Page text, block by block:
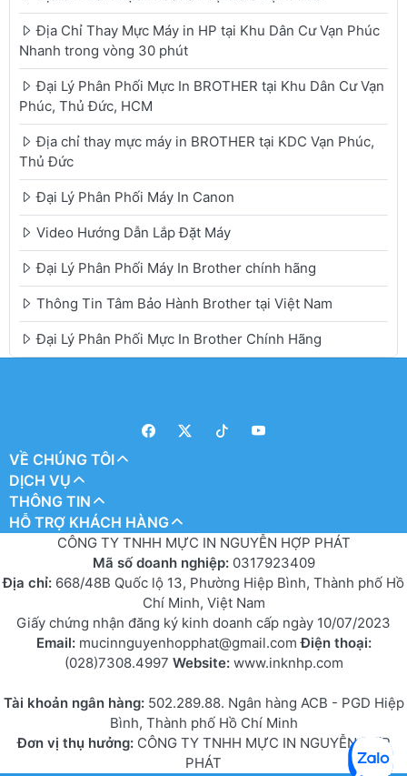
Địa Chỉ Thay Mực Máy in HP tại Khu Dân Cư Vạn Phúc
Nhanh trong vòng 30 phút
Đại Lý Phân Phối Mực In BROTHER tại Khu Dân Cư Vạn
Phúc, Thủ Đức, HCM
Địa chỉ thay mực máy in BROTHER tại KDC Vạn Phúc,
Thủ Đức
Đại Lý Phân Phối Máy In Canon
Video Hướng Dẫn Lắp Đặt Máy
Đại Lý Phân Phối Máy In Brother chính hãng
Thông Tin Tâm Bảo Hành Brother tại Việt Nam
Đại Lý Phân Phối Mực In Brother Chính Hãng
VỀ CHÚNG TÔI
DỊCH VỤ
THÔNG TIN
HỖ TRỢ KHÁCH HÀNG
CÔNG TY TNHH MỰC IN NGUYỄN HỢP PHÁT
Mã số doanh nghiệp: 0317923409
Địa chỉ: 668/48B Quốc lộ 13, Phường Hiệp Bình, Thành phố Hồ
Chí Minh, Việt Nam
Giấy chứng nhận đăng ký kinh doanh cấp ngày 10/07/2023
Email: mucinnguyenhopphat@gmail.comĐiện thoại:
(028)7308.4997 Website: www.inknhp.com
Tài khoản ngân hàng: 502.289.88. Ngân hàng ACB - PGD Hiệp
Bình, Thành phố Hồ Chí Minh
Đơn vị thụ hưởng:CÔNG TY TNHH MỰC IN NGUYỄN HỢP
PHÁT